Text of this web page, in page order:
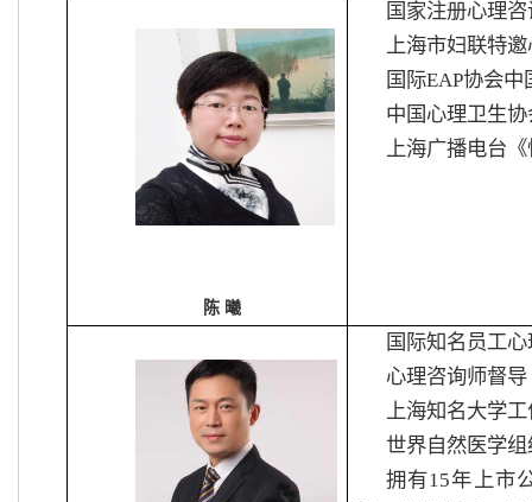
陈 曦
国家注册心理
上海市妇联特
国际EAP协会中
中国心理卫生
上海广播电台《
国际知名员工
心理咨询师督
上海知名大学
世界自然医学组
拥有15年上市